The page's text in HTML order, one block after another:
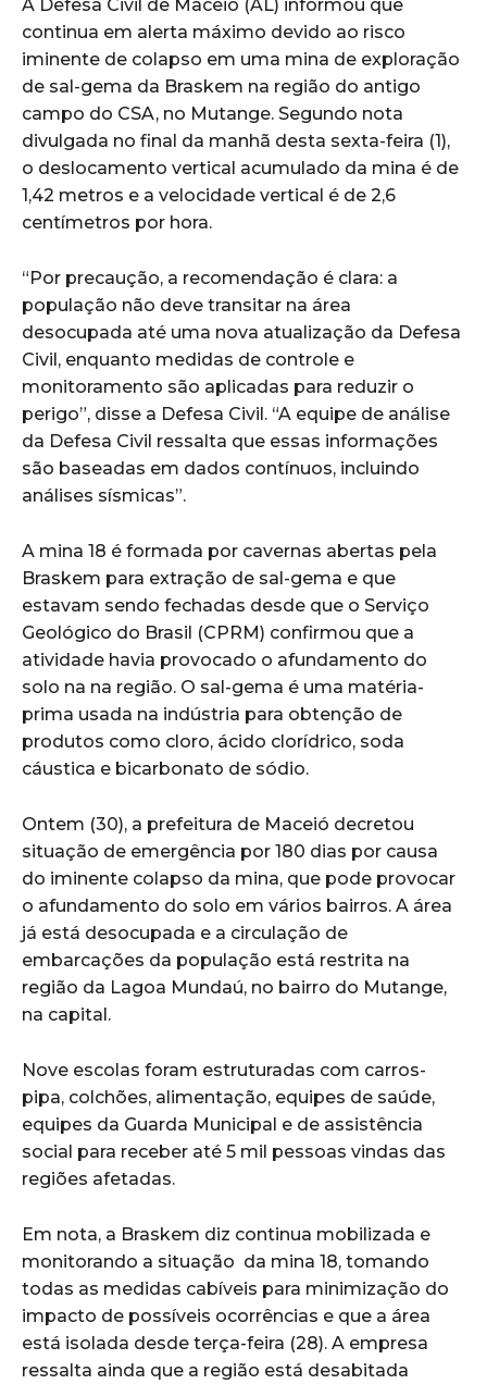
A Defesa Civil de Maceió (AL) informou que
continua em alerta máximo devido ao risco
iminente de colapso em uma mina de exploração
de sal-gema da Braskem na região do antigo
campo do CSA, no Mutange. Segundo nota
divulgada no final da manhã desta sexta-feira (1),
o deslocamento vertical acumulado da mina é de
1,42 metros e a velocidade vertical é de 2,6
centímetros por hora.
“Por precaução, a recomendação é clara: a
população não deve transitar na área
desocupada até uma nova atualização da Defesa
Civil, enquanto medidas de controle e
monitoramento são aplicadas para reduzir o
perigo”, disse a Defesa Civil. “A equipe de análise
da Defesa Civil ressalta que essas informações
são baseadas em dados contínuos, incluindo
análises sísmicas”.
A mina 18 é formada por cavernas abertas pela
Braskem para extração de sal-gema e que
estavam sendo fechadas desde que o Serviço
Geológico do Brasil (CPRM) confirmou que a
atividade havia provocado o afundamento do
solo na na região. O sal-gema é uma matéria-
prima usada na indústria para obtenção de
produtos como cloro, ácido clorídrico, soda
cáustica e bicarbonato de sódio.
Ontem (30), a prefeitura de Maceió decretou
situação de emergência por 180 dias por causa
do iminente colapso da mina, que pode provocar
o afundamento do solo em vários bairros. A área
já está desocupada e a circulação de
embarcações da população está restrita na
região da Lagoa Mundaú, no bairro do Mutange,
na capital.
Nove escolas foram estruturadas com carros-
pipa, colchões, alimentação, equipes de saúde,
equipes da Guarda Municipal e de assistência
social para receber até 5 mil pessoas vindas das
regiões afetadas.
Em nota, a Braskem diz continua mobilizada e
monitorando a situação da mina 18, tomando
todas as medidas cabíveis para minimização do
impacto de possíveis ocorrências e que a área
está isolada desde terça-feira (28). A empresa
ressalta ainda que a região está desabitada